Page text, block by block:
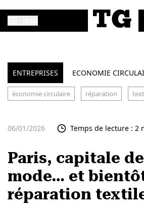
ENTREPRISES ECONOMIE
économie circulaire réparation
06/01/2026 Temps de lecture : 2
Paris, capitale
mode… et
réparation